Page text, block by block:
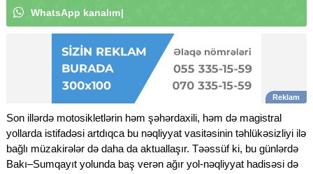
WhatsApp kanalımı
Son illərdə motosikletlərin həm şəhərdaxili, həm də magistral
yollarda istifadəsi artdıqca bu nəqliyyat vasitəsinin təhlükəsizliyi ilə
bağlı müzakirələr də daha da aktuallaşır. Təəssüf ki, bu günlərdə
Bakı–Sumqayıt yolunda baş verən ağır yol-nəqliyyat hadisəsi də